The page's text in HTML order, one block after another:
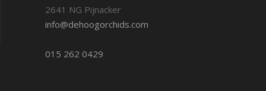
2641 NG Pijnacker
info@dehoogorchids.com
015 262 0429